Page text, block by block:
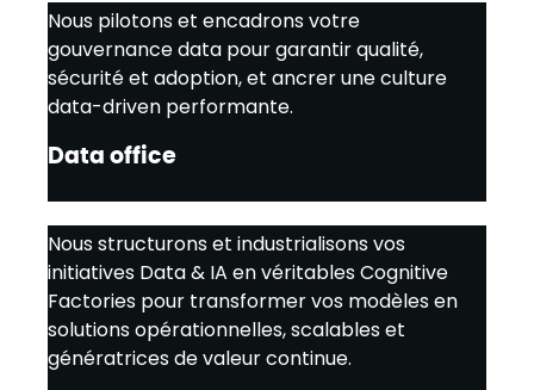
Data office
Nous pilotons et encadrons votre
gouvernance data pour garantir qualité,
sécurité et adoption, et ancrer une culture
data-driven performante.
Nous structurons et industrialisons vos
initiatives Data & IA en véritables Cognitive
Factories pour transformer vos modèles en
solutions opérationnelles, scalables et
génératrices de valeur continue.